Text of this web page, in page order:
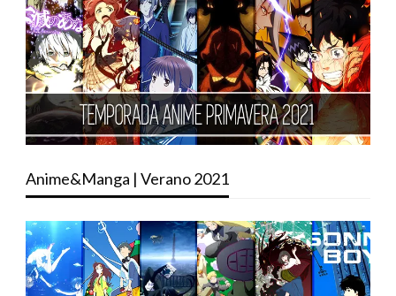
Anime&Manga | Verano 2021